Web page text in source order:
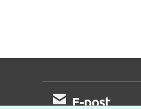
E-post